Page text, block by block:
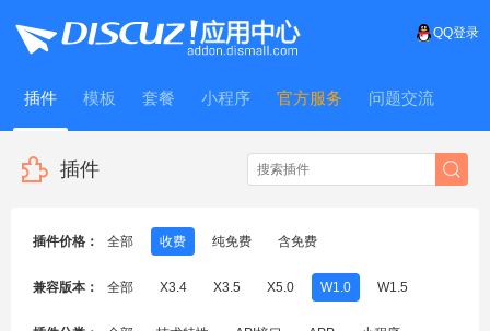
QQ登录
插件 模板 套餐 小程序 官方服务 问题交流
WitFrame
插件
插件价格： 全部 收费 纯免费 含免费
兼容版本： 全部 X3.4 X3.5 X5.0 W1.0 W1.5